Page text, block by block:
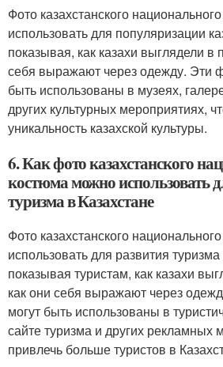
Фото казахстанского
использовать для популяризации
показывая, как казахи выглядели
себя выражают через одежду. Эти
быть использованы в музеях,
других культурных мероприятиях,
уникальность казахской культуры.
6. Как фото казахстанского
костюма можно использовать
туризма в Казахстане
Фото казахстанского
использовать для развития
показывая туристам, как казахи
как они себя выражают через
могут быть использованы в
сайте туризма и других рекламных
привлечь больше туристов в